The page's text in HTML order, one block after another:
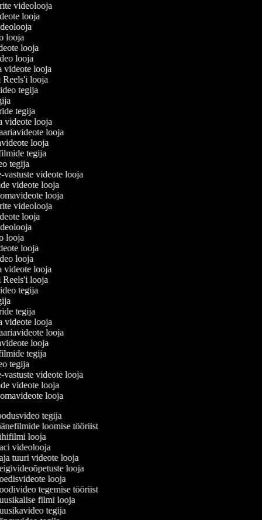
videolooja
looja
looja
looja
looja
videote looja
Reels'i looja
tegija
tegija
videote looja
looja
looja
tegija
tegija
vastuste videote looja
videote looja
looja
videolooja
looja
looja
looja
looja
videote looja
Reels'i looja
tegija
tegija
videote looja
looja
looja
tegija
tegija
vastuste videote looja
videote looja
looja
tegija
loomise tööriist
looja
videolooja
tuuri videote looja
looja
looja
tegemise tööriist
filmi looja
tegija